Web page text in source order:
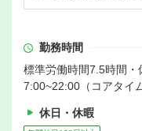
勤務時間
標準労働時間7.5時間
7:00~22:00（コアタイ
休日・休暇